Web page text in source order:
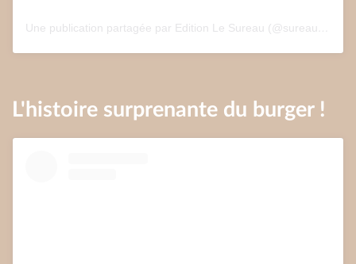
L'histoire surprenante du burger !